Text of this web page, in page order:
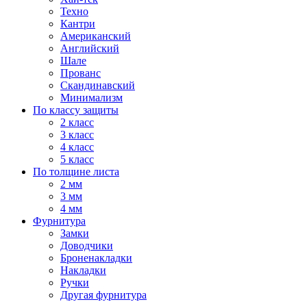
Техно
Кантри
Американский
Английский
Шале
Прованс
Скандинавский
Минимализм
По классу защиты
2 класс
3 класс
4 класс
5 класс
По толщине листа
2 мм
3 мм
4 мм
Фурнитура
Замки
Доводчики
Броненакладки
Накладки
Ручки
Другая фурнитура